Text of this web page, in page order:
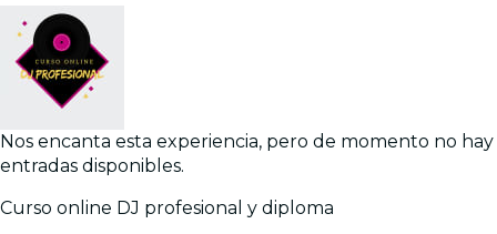
Nos encanta esta experiencia, pero de momento no hay
entradas disponibles.
Curso online DJ profesional y diploma